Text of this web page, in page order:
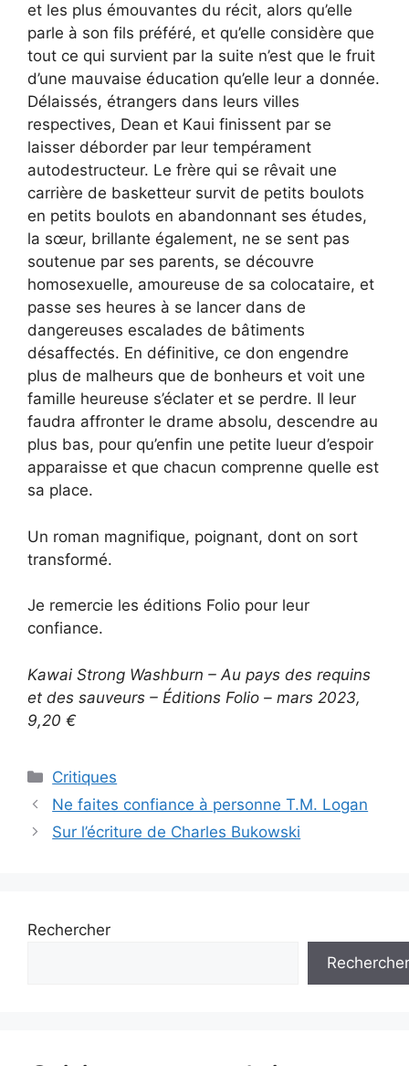
et les plus émouvantes du récit, alors qu’elle
parle à son fils préféré, et qu’elle considère que
tout ce qui survient par la suite n’est que le fruit
d’une mauvaise éducation qu’elle leur a donnée.
Délaissés, étrangers dans leurs villes
respectives, Dean et Kaui finissent par se
laisser déborder par leur tempérament
autodestructeur. Le frère qui se rêvait une
carrière de basketteur survit de petits boulots
en petits boulots en abandonnant ses études,
la sœur, brillante également, ne se sent pas
soutenue par ses parents, se découvre
homosexuelle, amoureuse de sa colocataire, et
passe ses heures à se lancer dans de
dangereuses escalades de bâtiments
désaffectés. En définitive, ce don engendre
plus de malheurs que de bonheurs et voit une
famille heureuse s’éclater et se perdre. Il leur
faudra affronter le drame absolu, descendre au
plus bas, pour qu’enfin une petite lueur d’espoir
apparaisse et que chacun comprenne quelle est
sa place.
Un roman magnifique, poignant, dont on sort
transformé.
Je remercie les éditions Folio pour leur
confiance.
Kawai Strong Washburn – Au pays des requins
et des sauveurs – Éditions Folio – mars 2023,
9,20 €
Critiques
Ne faites confiance à personne T.M. Logan
Sur l’écriture de Charles Bukowski
Rechercher
Rechercher